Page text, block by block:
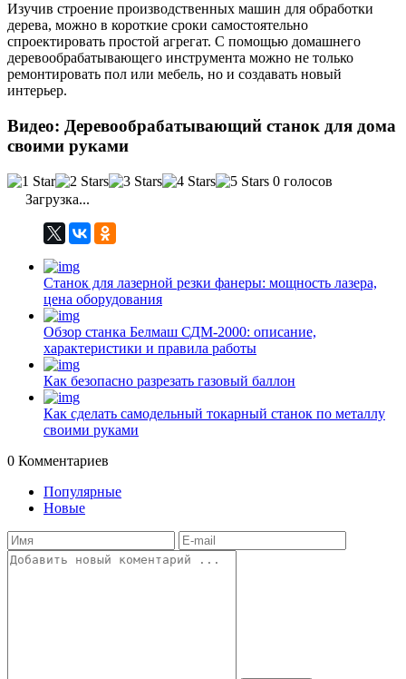
Изучив строение производственных машин для обработки
дерева, можно в короткие сроки самостоятельно
спроектировать простой агрегат. С помощью домашнего
деревообрабатывающего инструмента можно не только
ремонтировать пол или мебель, но и создавать новый
интерьер.
Видео: Деревообрабатывающий станок для дома
своими руками
0 голосов
Загрузка...
Станок для лазерной резки фанеры: мощность лазера,
цена оборудования
Обзор станка Белмаш СДМ-2000: описание,
характеристики и правила работы
Как безопасно разрезать газовый баллон
Как сделать самодельный токарный станок по металлу
своими руками
0 Комментариев
Популярные
Новые